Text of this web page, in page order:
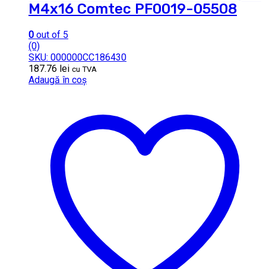
M4x16 Comtec PF0019-05508
0 out of 5
(0)
SKU: 000000CC186430
187.76 lei cu TVA
Adaugă în coș